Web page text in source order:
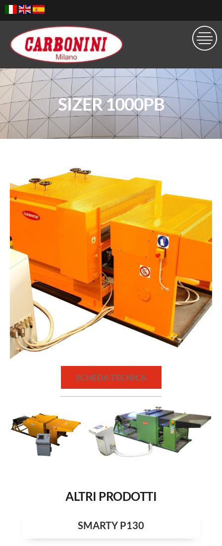
SIZER 1000PB
SCHEDA TECNICA
ALTRI PRODOTTI
SMARTY P130